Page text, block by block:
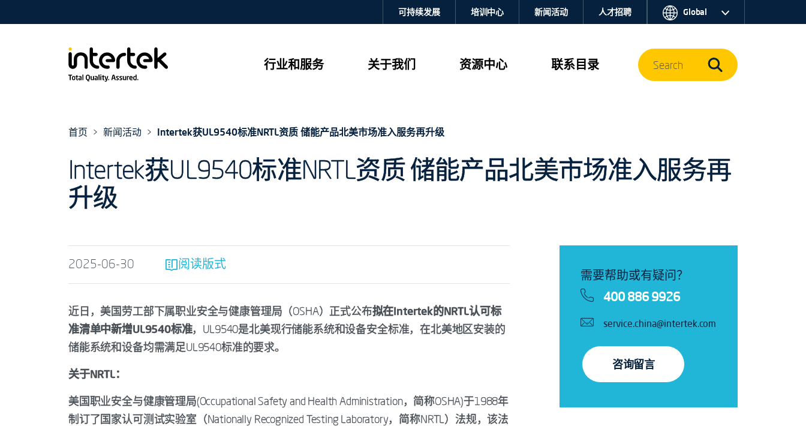
行业和服务 关于我们 资源中心 联系目录
可持续发展 培训中心 新闻活动 人才招聘 Global
Search
首页 新闻活动 Intertek获UL9540标准NRTL资质 储能产品北美市场准入服务再升级
Intertek获UL9540标准NRTL资质 储能产品北美市场准入服务再
升级
2025-06-30 阅读版式
近日，美国劳工部下属职业安全与健康管理局（OSHA）正式公布拟在Intertek的NRTL认可标
准清单中新增UL9540标准，UL9540是北美现行储能系统和设备安全标准，在北美地区安装的
储能系统和设备均需满足UL9540标准的要求。
关于NRTL：
美国职业安全与健康管理局(Occupational Safety and Health Administration，简称OSHA)于1988年
制订了国家认可测试实验室（Nationally Recognized Testing Laboratory，简称NRTL）法规，该法
需要帮助或有疑问？
400 886 9926
service.china@intertek.com
咨询留言